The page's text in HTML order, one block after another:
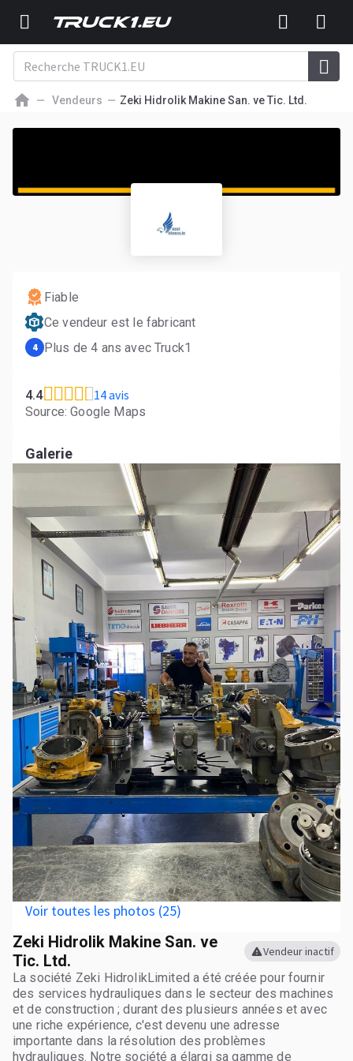
Vendeurs Zeki Hidrolik Makine San. ve Tic. Ltd.
Zeki Hidrolik Makine San. ve
Tic. Ltd.
Vendeur inactif
La société Zeki HidrolikLimited a été créée pour fournir
des services hydrauliques dans le secteur des machines
et de construction ; durant des plusieurs années et avec
une riche expérience, c'est devenu une adresse
importante dans la résolution des problèmes
hydrauliques. Notre société a élargi sa gamme de
Fiable
Ce vendeur est le fabricant
4 Plus de 4 ans avec Truck1
4.4 14 avis
Source: Google Maps
Galerie
Voir toutes les photos (25)